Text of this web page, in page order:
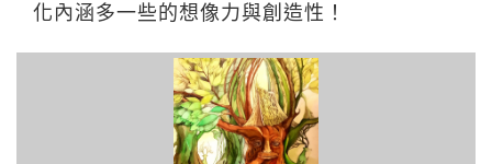
化內涵多一些的想像力與創造性！